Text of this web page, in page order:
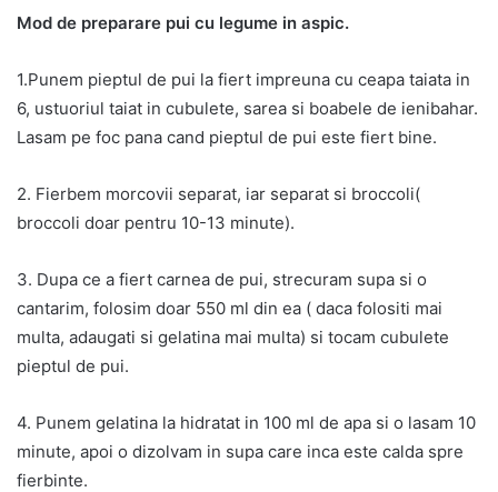
Mod de preparare pui cu legume in aspic.
1.Punem pieptul de pui la fiert impreuna cu ceapa taiata in
6, ustuoriul taiat in cubulete, sarea si boabele de ienibahar.
Lasam pe foc pana cand pieptul de pui este fiert bine.
2. Fierbem morcovii separat, iar separat si broccoli(
broccoli doar pentru 10-13 minute).
3. Dupa ce a fiert carnea de pui, strecuram supa si o
cantarim, folosim doar 550 ml din ea ( daca folositi mai
multa, adaugati si gelatina mai multa) si tocam cubulete
pieptul de pui.
4. Punem gelatina la hidratat in 100 ml de apa si o lasam 10
minute, apoi o dizolvam in supa care inca este calda spre
fierbinte.